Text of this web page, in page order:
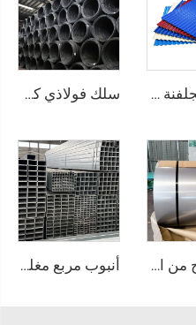
صفائح مجلفنة مموجة، صفحات تسقيف مطلية بالألوان سلك فولاذي كربوني وقضيب أسود
لفة صفيح من الفولاذ المقاوم للصدأ، لوحة فولاذية من الصلب المقاوم للصدأ أنبوب مربع مغلفن ملحوم من الصل الفولاذي